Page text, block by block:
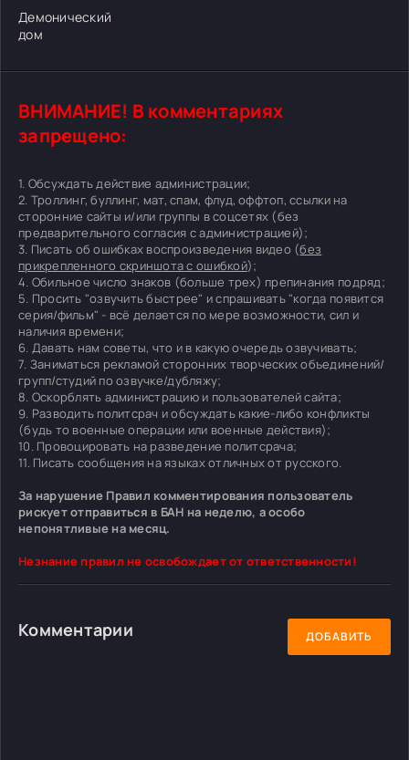
Демонический
дом
ВНИМАНИЕ! В комментариях
запрещено:
1. Обсуждать действие администрации;
2. Троллинг, буллинг, мат, спам, флуд, оффтоп, ссылки на
сторонние сайты и/или группы в соцсетях (без
предварительного согласия с администрацией);
3. Писать об ошибках воспроизведения видео (без
прикрепленного скриншота с ошибкой);
4. Обильное число знаков (больше трех) препинания подряд;
5. Просить "озвучить быстрее" и спрашивать "когда появится
серия/фильм" - всё делается по мере возможности, сил и
наличия времени;
6. Давать нам советы, что и в какую очередь озвучивать;
7. Заниматься рекламой сторонних творческих объединений/
групп/студий по озвучке/дубляжу;
8. Оскорблять администрацию и пользователей сайта;
9. Разводить политсрач и обсуждать какие-либо конфликты
(будь то военные операции или военные действия);
10. Провоцировать на разведение политсрача;
11. Писать сообщения на языках отличных от русского.
За нарушение Правил комментирования пользователь
рискует отправиться в БАН на неделю, а особо
непонятливые на месяц.
Незнание правил не освобождает от ответственности!
Комментарии ДОБАВИТЬ